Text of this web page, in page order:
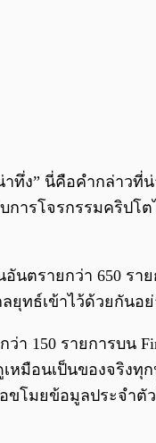
าทึ่ง” นี่คือคำกล่าวที่
การโจรกรรมคริปโต
นตรายกว่า 650 รา
ทธ์เข้าไว้ด้วยกันอย่
า 150 รายการบน
หมือนเป็นของจริงทุ
ขโมยข้อมูลประจำตั